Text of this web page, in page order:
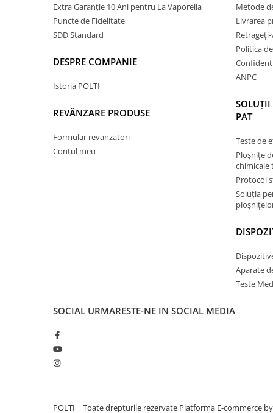
Extra Garanție 10 Ani pentru La Vaporella
Puncte de Fidelitate
SDD Standard
DESPRE COMPANIE
Istoria POLTI
REVÂNZARE PRODUSE
Formular revanzatori
Contul meu
Metode
Livrarea
Politica
ANPC
SOLUȚII
PAT
Teste de
Ploșnițe
chimicale
Protocol
Soluția
Aparate
Teste
SOCIAL URMARESTE-NE IN SOCIAL MEDIA
POLTI | Toate drepturile rezervate Platforma E-commerce by